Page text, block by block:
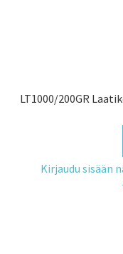
LT1000/200GR
Kirjaudu sisään